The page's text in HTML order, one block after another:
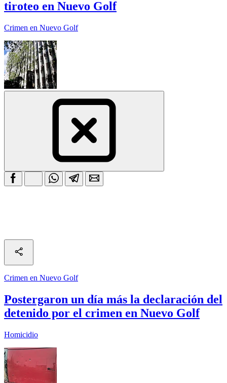
tiroteo en Nuevo Golf
Crimen en Nuevo Golf
Crimen en Nuevo Golf
Postergaron un día más la declaración del
detenido por el crimen en Nuevo Golf
Homicidio